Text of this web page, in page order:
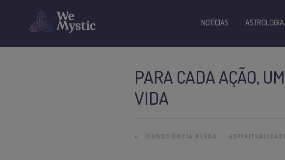
PARA CADA AÇÃO,
VIDA
» CONSCIÊNCIA PLENA
NOTÍCIAS ASTROLOGIA